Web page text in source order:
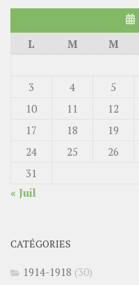
L
M M
3
4 5
10
11 12
17
18 19
24
25 26
31
« Juil
CATÉGORIES
1914-1918 (30)